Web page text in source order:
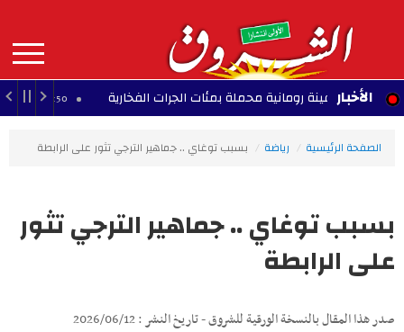
contenu
principal
MAIN
NAVIGATION الأخبار
سفينة رومانية محملة بمئات الجرات الفخارية 22:50 - 2026/08/09
الصفحة الرئيسية رياضة بسبب توغاي .. جماهير الترجي تثور على الرابطة
بسبب توغاي .. جماهير الترجي تثور
على الرابطة
صدر هذا المقال بالنسخة الورقية للشروق - تاريخ النشر : 2026/06/12